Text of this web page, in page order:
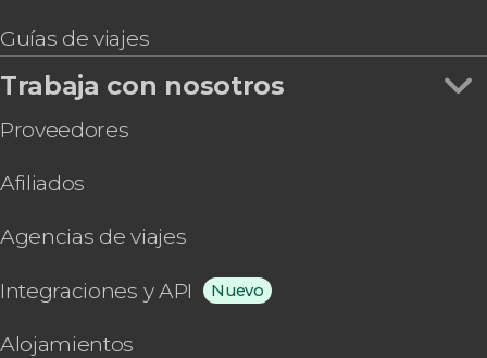
Guías de viajes
Trabaja con nosotros
Proveedores
Afiliados
Agencias de viajes
Integraciones y API Nuevo
Alojamientos